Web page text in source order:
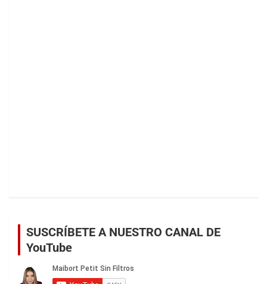
SUSCRÍBETE A NUESTRO CANAL DE
YouTube